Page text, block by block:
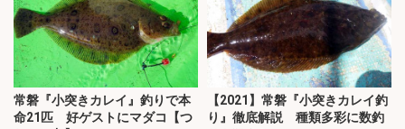
常磐『小突きカレイ』釣りで本
命21匹 好ゲストにマダコ【つ
【2021】常磐『小突きカレイ釣
り』徹底解説 種類多彩に数釣